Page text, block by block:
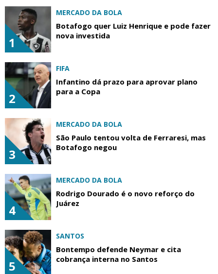
1
MERCADO DA BOLA
Botafogo quer Luiz Henrique e pode fazer
nova investida
2
FIFA
Infantino dá prazo para aprovar plano
para a Copa
3
MERCADO DA BOLA
São Paulo tentou volta de Ferraresi, mas
Botafogo negou
4
MERCADO DA BOLA
Rodrigo Dourado é o novo reforço do
Juárez
5
SANTOS
Bontempo defende Neymar e cita
cobrança interna no Santos